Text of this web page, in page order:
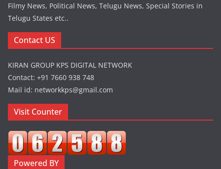
Filmy News, Political News, Telugu News, Special Stories in
Telugu States etc..
Contact US
KIRAN GROUP KPS DIGITAL NETWORK
Contact: +91 7660 938 748
Mail id: networkkps@gmail.com
Visit Counter
Powered BY